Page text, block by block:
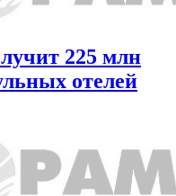
225 млн
отелей